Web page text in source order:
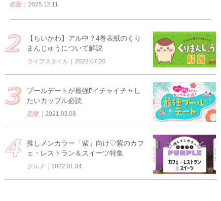
恋愛 2025.12.11
【ちいかわ】アル中？4巻表紙のくり
まんじゅうについて解説
ライフスタイル 2022.07.20
プールデートが最強⁉イチャイチャし
たいカップル必読
恋愛 2021.03.08
推しメンカラー「紫」向け♡紫のカフ
ェ・レストラン＆スイーツ特集
グルメ 2022.01.04